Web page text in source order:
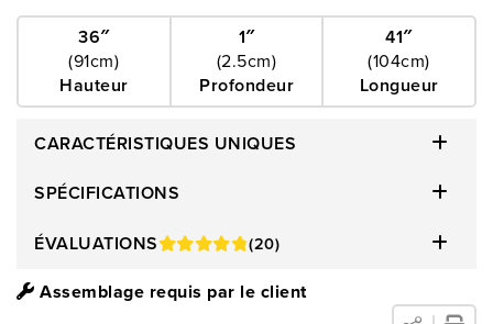
36″
(91cm)
Hauteur
1″
(2.5cm)
Profondeur
41″
(104cm)
Longueur
CARACTÉRISTIQUES UNIQUES
SPÉCIFICATIONS
ÉVALUATIONS
(20)
Assemblage requis par le client